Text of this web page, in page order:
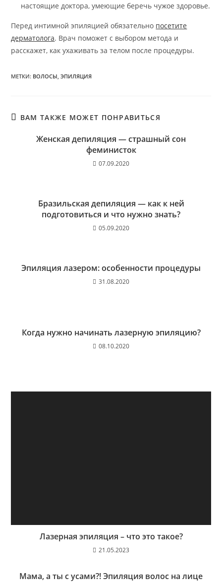
настоящие доктора, умеющие беречь чужое здоровье.
Перед интимной эпиляцией обязательно посетите
дерматолога. Врач поможет с выбором метода и
расскажет, как ухаживать за телом после процедуры.
МЕТКИ: ВОЛОСЫ ЭПИЛЯЦИЯ
ВАМ ТАКЖЕ МОЖЕТ ПОНРАВИТЬСЯ
Женская депиляция — страшный сон
феминисток
07.09.2020
Бразильская депиляция — как к ней
подготовиться и что нужно знать?
05.09.2020
Эпиляция лазером: особенности процедуры
31.08.2020
Когда нужно начинать лазерную эпиляцию?
08.10.2020
Лазерная эпиляция – что это такое?
21.05.2023
Мама, а ты с усами?! Эпиляция волос на лице